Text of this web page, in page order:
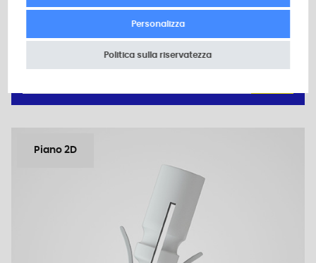
Piano 2D
Personalizza
Politica sulla riservatezza